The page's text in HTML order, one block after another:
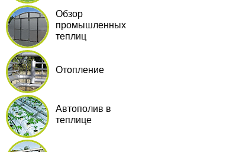
Обзор
промышленных
теплиц
Отопление
Автополив в
теплице